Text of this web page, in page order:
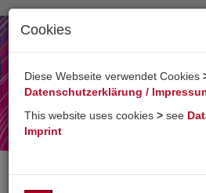
Cookies
Diese Webseite verwendet Cookies
Datenschutzerklärung /
This website uses cookies > see
Imprint